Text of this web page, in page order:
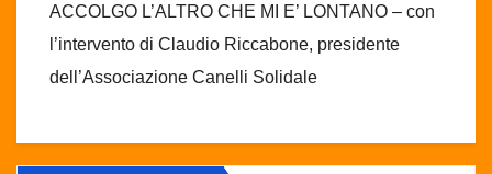
ACCOLGO L’ALTRO CHE MI E’ LONTANO – con
l’intervento di Claudio Riccabone, presidente
dell’Associazione Canelli Solidale